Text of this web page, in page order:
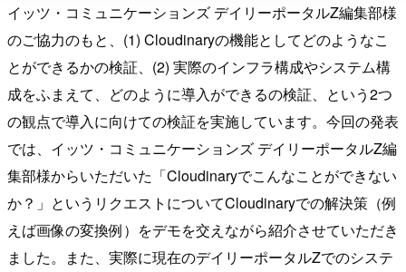
イッツ・コミュニケーションズ デイリーポータルZ編集部様
のご協力のもと、(1) Cloudinaryの機能としてどのようなこ
とができるかの検証、(2) 実際のインフラ構成やシステム構
成をふまえて、どのように導入ができるの検証、という2つ
の観点で導入に向けての検証を実施しています。今回の発表
では、イッツ・コミュニケーションズ デイリーポータルZ編
集部様からいただいた「Cloudinaryでこんなことができない
か？」というリクエストについてCloudinaryでの解決策（例
えば画像の変換例）をデモを交えながら紹介させていただき
ました。また、実際に現在のデイリーポータルZでのシステ